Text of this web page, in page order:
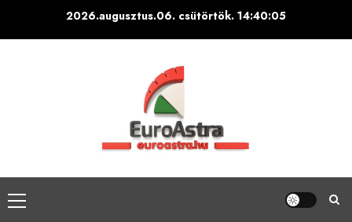
2026.augusztus.06. csütörtök.14:40:07
Primary